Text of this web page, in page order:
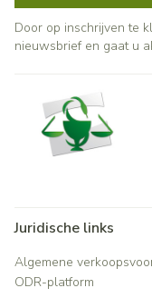
Door op inschrijven te
nieuwsbrief en gaat u
Juridische links
Algemene
ODR-platform